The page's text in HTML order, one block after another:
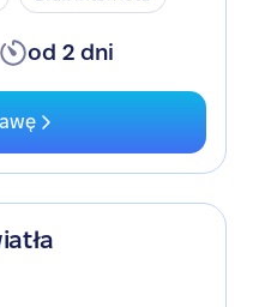
od 2 dni